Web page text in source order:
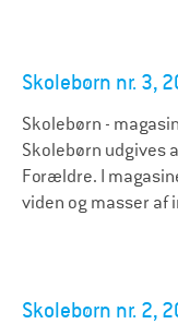
Skolebørn nr. 3,
Skolebørn -
Skolebørn udgives
Forældre. I
viden og masser af
Skolebørn nr. 2,